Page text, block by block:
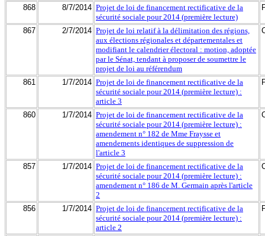
868 8/7/2014 Projet de loi de financement rectificative de la
sécurité sociale pour 2014 (première lecture)
867 2/7/2014 Projet de loi relatif à la délimitation des régions,
aux élections régionales et départementales et
modifiant le calendrier électoral : motion, adoptée
par le Sénat, tendant à proposer de soumettre le
projet de loi au référendum
861 1/7/2014 Projet de loi de financement rectificative de la
sécurité sociale pour 2014 (première lecture) :
article 3
860 1/7/2014 Projet de loi de financement rectificative de la
sécurité sociale pour 2014 (première lecture) :
amendement n° 182 de Mme Fraysse et
amendements identiques de suppression de
l'article 3
857 1/7/2014 Projet de loi de financement rectificative de la
sécurité sociale pour 2014 (première lecture) :
amendement n° 186 de M. Germain après l'article
2
856 1/7/2014 Projet de loi de financement rectificative de la
sécurité sociale pour 2014 (première lecture) :
article 2